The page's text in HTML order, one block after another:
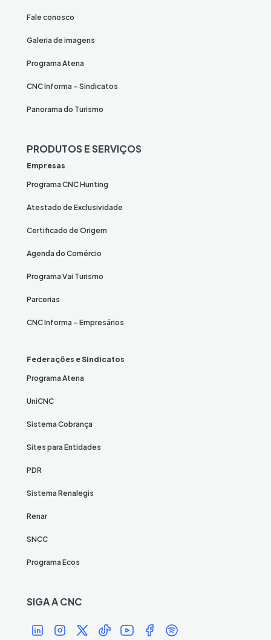
Fale conosco
Galeria de imagens
Programa Atena
CNC Informa – Sindicatos
Panorama do Turismo
PRODUTOS E SERVIÇOS
Empresas
Programa CNC Hunting
Atestado de Exclusividade
Certificado de Origem
Agenda do Comércio
Programa Vai Turismo
Parcerias
CNC Informa – Empresários
Federações e Sindicatos
Programa Atena
UniCNC
Sistema Cobrança
Sites para Entidades
PDR
Sistema Renalegis
Renar
SNCC
Programa Ecos
SIGA A CNC
Í Í Í Í Í Í Í